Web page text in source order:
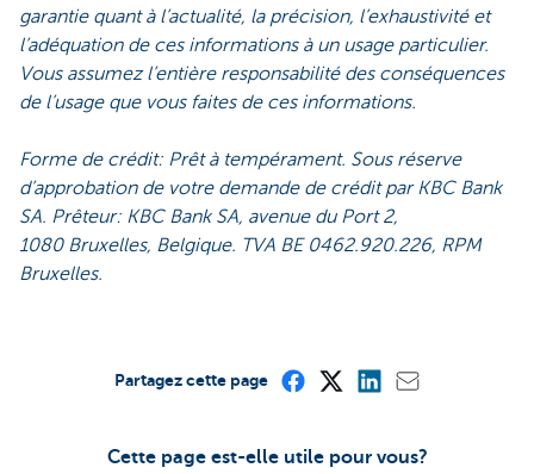
garantie quant à l’actualité, la précision, l’exhaustivité et
l’adéquation de ces informations à un usage particulier.
Vous assumez l’entière responsabilité des conséquences
de l’usage que vous faites de ces informations.
Forme de crédit: Prêt à tempérament. Sous réserve
d’approbation de votre demande de crédit par KBC Bank
SA. Prêteur: KBC Bank SA, avenue du Port 2,
1080 Bruxelles, Belgique. TVA BE 0462.920.226, RPM
Bruxelles.
Cette page est-elle utile pour vous?
Partagez cette page